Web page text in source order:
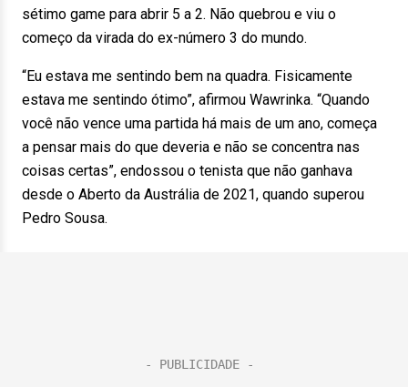
sétimo game para abrir 5 a 2. Não quebrou e viu o
começo da virada do ex-número 3 do mundo.
“Eu estava me sentindo bem na quadra. Fisicamente
estava me sentindo ótimo”, afirmou Wawrinka. “Quando
você não vence uma partida há mais de um ano, começa
a pensar mais do que deveria e não se concentra nas
coisas certas”, endossou o tenista que não ganhava
desde o Aberto da Austrália de 2021, quando superou
Pedro Sousa.